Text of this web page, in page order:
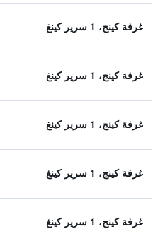
غرفة كينج، 1 سرير كينغ
غرفة كينج، 1 سرير كينغ
غرفة كينج، 1 سرير كينغ
غرفة كينج، 1 سرير كينغ
غرفة كينج، 1 سرير كينغ